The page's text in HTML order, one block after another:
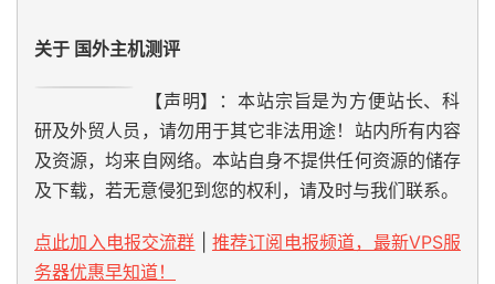
关于 国外主机测评
【声明】：本站宗旨是为方便站长、科
研及外贸人员，请勿用于其它非法用途！站内所有内容
及资源，均来自网络。本站自身不提供任何资源的储存
及下载，若无意侵犯到您的权利，请及时与我们联系。
点此加入电报交流群
推荐订阅电报频道，最新VPS服
务器优惠早知道！